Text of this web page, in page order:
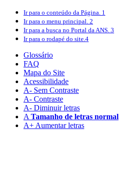
Ir para o conteúdo da Página. 1
Ir para o menu principal. 2
Ir para a busca no Portal da ANS. 3
Ir para o rodapé do site.4
Glossário
FAQ
Mapa do Site
Acessibilidade
A- Sem Contraste
A- Contraste
A- Diminuir letras
A Tamanho de letras normal
A+ Aumentar letras